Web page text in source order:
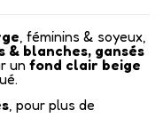
, féminins & soyeux,
& blanches, gansés
un fond clair beige
, pour plus de